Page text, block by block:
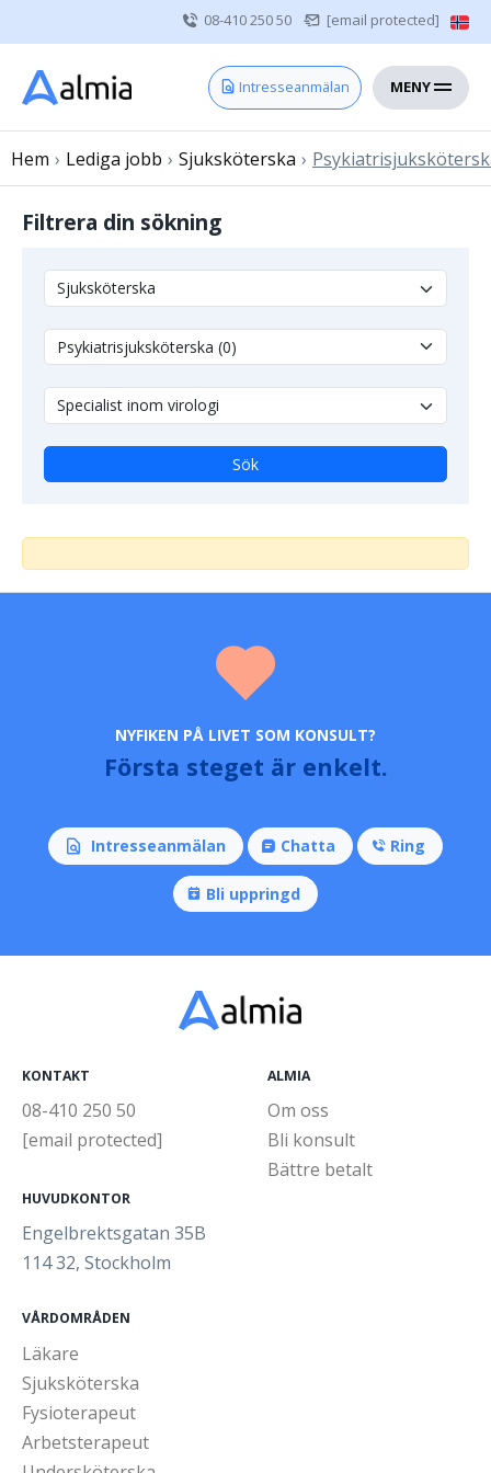
08-410 250 50 [email protected]
Intresseanmälan MENY
Hem
Vårdgivare
Om oss
Kontakt
Övrig vårdpersonal
Hem › Lediga jobb › Sjuksköterska ›
Filtrera din sökning
Sök
NYFIKEN PÅ LIVET SOM KONSULT?
Första steget är enkelt.
Intresseanmälan Chatta Ring
Bli uppringd
KONTAKT
08-410 250 50
[email protected]
HUVUDKONTOR
Engelbrektsgatan 35B
114 32, Stockholm
ALMIA
Om oss
Bli konsult
Bättre betalt
VÅRDOMRÅDEN
Läkare
Sjuksköterska
Fysioterapeut
Arbetsterapeut